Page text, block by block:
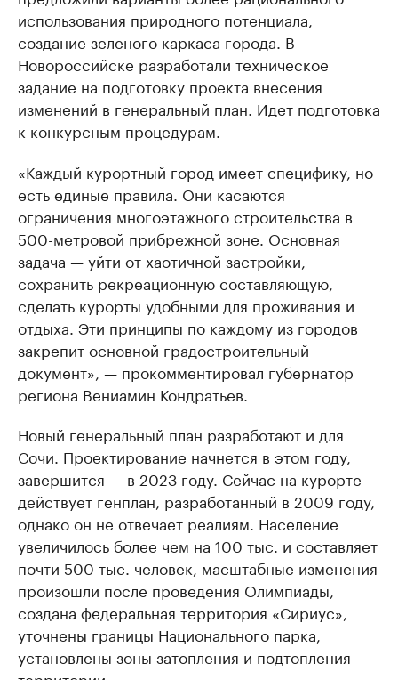
использования природного потенциала,
создание зеленого каркаса города. В
Новороссийске разработали техническое
задание на подготовку проекта внесения
изменений в генеральный план. Идет подготовка
к конкурсным процедурам.
«Каждый курортный город имеет специфику, но
есть единые правила. Они касаются
ограничения многоэтажного строительства в
500-метровой прибрежной зоне. Основная
задача — уйти от хаотичной застройки,
сохранить рекреационную составляющую,
сделать курорты удобными для проживания и
отдыха. Эти принципы по каждому из городов
закрепит основной градостроительный
документ», — прокомментировал губернатор
региона Вениамин Кондратьев.
Новый генеральный план разработают и для
Сочи. Проектирование начнется в этом году,
завершится — в 2023 году. Сейчас на курорте
действует генплан, разработанный в 2009 году,
однако он не отвечает реалиям. Население
увеличилось более чем на 100 тыс. и составляет
почти 500 тыс. человек, масштабные изменения
произошли после проведения Олимпиады,
создана федеральная территория «Сириус»,
уточнены границы Национального парка,
установлены зоны затопления и подтопления